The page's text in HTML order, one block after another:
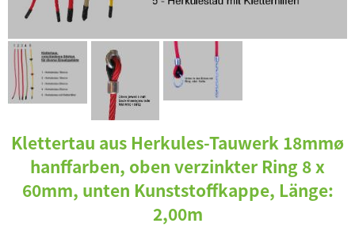
Klettertau aus Herkules-Tauwerk 18mmø
hanffarben, oben verzinkter Ring 8 x
60mm, unten Kunststoffkappe, Länge:
2,00m